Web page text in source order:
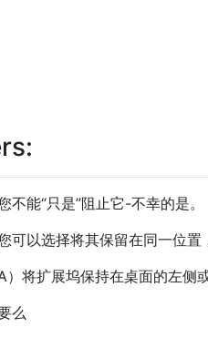
不能“只是”阻止它-不幸的是。
可以选择将其保留在同一位置
）将扩展坞保持在桌面的左侧
么